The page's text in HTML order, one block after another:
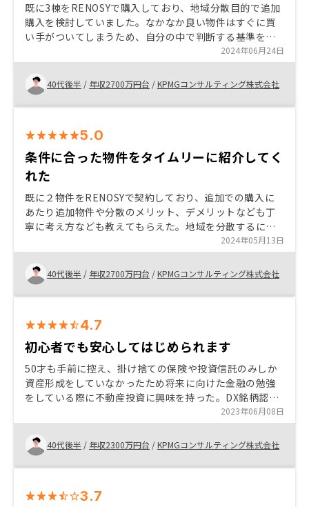
既に3棟をRENOSYで購入しており、地域分散目的で追加
購入を検討していました。なかなか良い物件はすぐに買
い手がついてしまうため、自分の中で判断する基準を持
っておいた上で、条件に合う物件は即決することが大事
かなと思います。
2024年06月24日
40代後半 / 年収2700万円台 /KPMGコンサルティング株式会社
5.0
条件に合った物件をタイムリーに紹介してく
れた
既に２物件をRENOSYで契約しており、追加での購入に
あたり追加物件や分散のメリット、デメリットなども丁
寧に考え方なども教えてもらえた。地域を分散するにあ
たり中々該当する物件がなかったが、仕入れの情報をタ
イムリーに連絡してくれたので希望する条件での満足す
る追加投資ができた。
2024年05月13日
40代後半 / 年収2700万円台 /KPMGコンサルティング株式会社
4.7
初心者でも安心してはじめられます
50才も手前に控え、掛け捨ての保険や投資信託のみしか
資産形成をしていなかったため将来に向けた金融の勉強
をしている際に不動産投資に興味を持った。DX銘柄認定
されているだけあり、アプリでの物件管理や情報配信な
どこれまでの不動産に対するイメージとは大きく異なり
将来性を感じた。
2023年06月08日
40代後半 / 年収2300万円台 /KPMGコンサルティング株式会社
3.7